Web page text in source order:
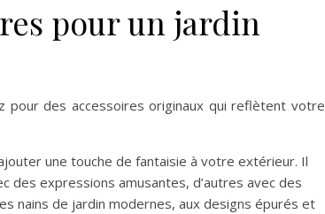
pour un jardin
des accessoires originaux qui reflètent votre
une touche de fantaisie à votre extérieur. Il
des expressions amusantes, d’autres avec des
nains de jardin modernes, aux designs épurés et